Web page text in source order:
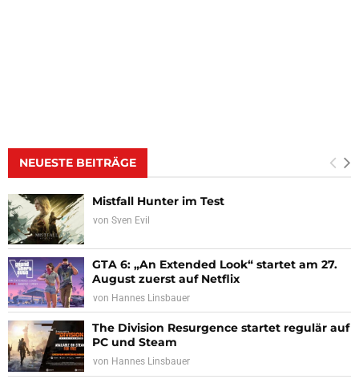
NEUESTE BEITRÄGE
Mistfall Hunter im Test
von Sven Evil
GTA 6: „An Extended Look“ startet am 27.
August zuerst auf Netflix
von Hannes Linsbauer
The Division Resurgence startet regulär auf
PC und Steam
von Hannes Linsbauer